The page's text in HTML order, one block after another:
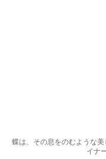
蝶は、その息をのむような
イナ